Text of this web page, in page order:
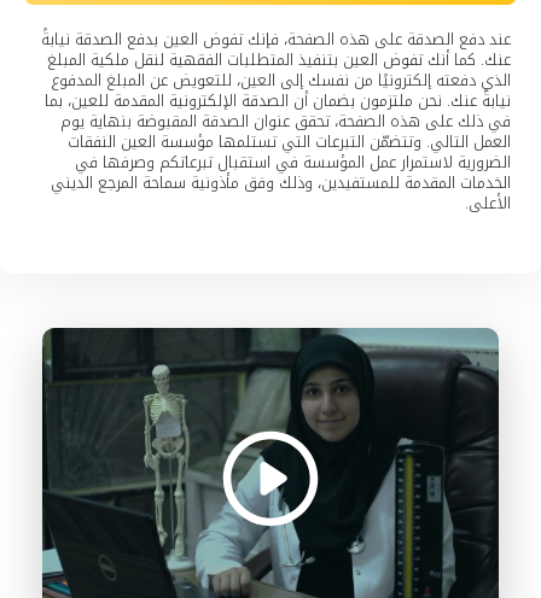
عند دفع الصدقة على هذه الصفحة، فإنك تفوض العين بدفع الصدقة نيابةً
عنك. كما أنك تفوض العين بتنفيذ المتطلبات الفقهية لنقل ملكية المبلغ
الذي دفعته إلكترونيًا من نفسك إلى العين، للتعويض عن المبلغ المدفوع
نيابةً عنك. نحن ملتزمون بضمان أن الصدقة الإلكترونية المقدمة للعين، بما
في ذلك على هذه الصفحة، تحقق عنوان الصدقة المقبوضة بنهاية يوم
العمل التالي. وتتضمّن التبرعات التي تستلمها مؤسسة العين النفقات
الضرورية لاستمرار عمل المؤسسة في استقبال تبرعاتكم وصرفها في
الخدمات المقدمة للمستفيدين، وذلك وفق مأذونية سماحة المرجع الديني
الأعلى.